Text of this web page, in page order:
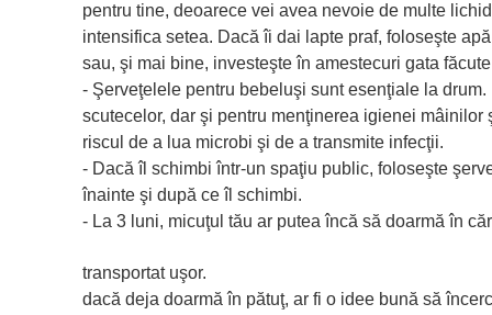
pentru tine, deoarece vei avea nevoie de multe
intensifica setea. Dacă îi dai lapte praf, foloseşte
sau, şi mai bine, investeşte în amestecuri gata
- Şerveţelele pentru bebeluşi sunt esenţiale la
scutecelor, dar şi pentru menţinerea igienei mâinilor
riscul de a lua microbi şi de a transmite infecţii.
- Dacă îl schimbi într-un spaţiu public, foloseşte
înainte şi după ce îl schimbi.
- La 3 luni, micuţul tău ar putea încă să doarmă în
transportat uşor.
dacă deja doarmă în pătuţ, ar fi o idee bună să